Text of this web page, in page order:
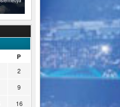
P
2
9
16